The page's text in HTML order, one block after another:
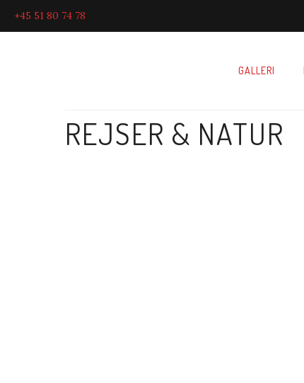
+45 51 80 74 78
GALLERI
REJSER & NATUR